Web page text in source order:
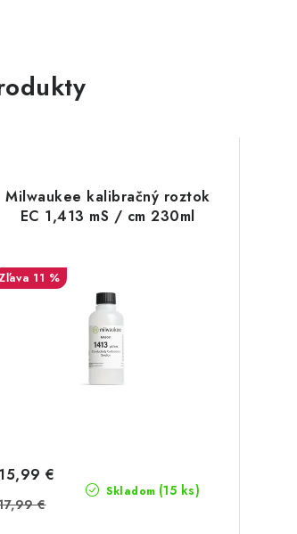
Milwaukee kalibračný roztok
EC 1,413 mS / cm 230ml
11 %
Skladom (15 ks)
15,99 €
€